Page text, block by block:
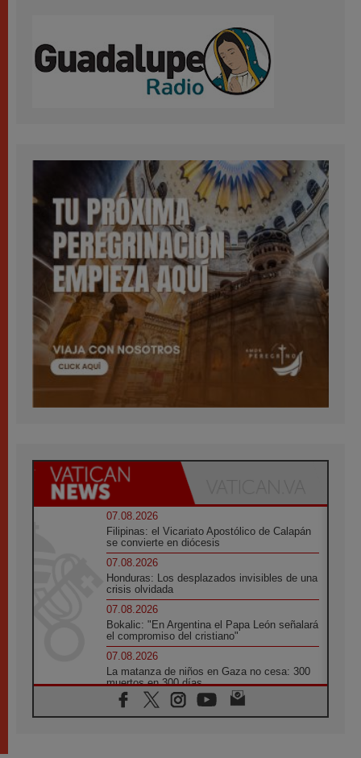
07.08.2026
Filipinas: el Vicariato Apostólico de Calapán
se convierte en diócesis
07.08.2026
Honduras: Los desplazados invisibles de una
crisis olvidada
07.08.2026
Bokalic: "En Argentina el Papa León señalará
el compromiso del cristiano"
07.08.2026
La matanza de niños en Gaza no cesa: 300
muertos en 300 días
07.08.2026
Tagle: La guerra desfigura el mundo, solo la